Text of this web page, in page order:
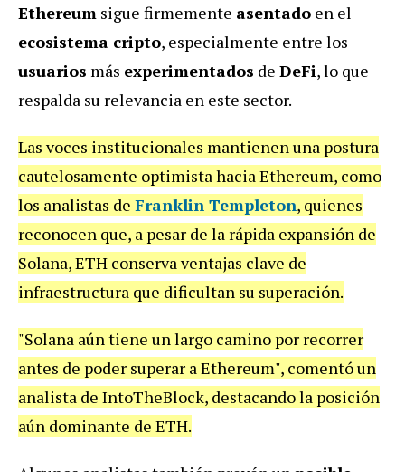
Ethereum sigue firmemente asentado en el
ecosistema cripto, especialmente entre los
usuarios más experimentados de DeFi, lo que
respalda su relevancia en este sector.
Las voces institucionales mantienen una postura
cautelosamente optimista hacia Ethereum, como
los analistas de Franklin Templeton, quienes
reconocen que, a pesar de la rápida expansión de
Solana, ETH conserva ventajas clave de
infraestructura que dificultan su superación.
"Solana aún tiene un largo camino por recorrer
antes de poder superar a Ethereum", comentó un
analista de IntoTheBlock, destacando la posición
aún dominante de ETH.